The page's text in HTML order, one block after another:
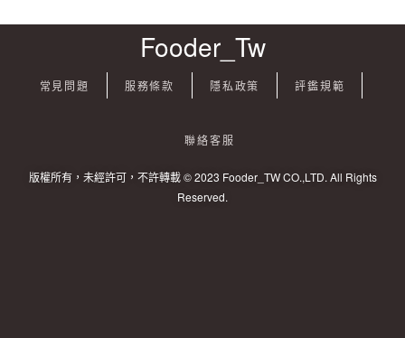
Fooder_Tw
常見問題 服務條款 隱私政策 評鑑規範
聯絡客服
版權所有，未經許可，不許轉載 © 2023 Fooder_TW CO.,LTD. All Rights
Reserved.